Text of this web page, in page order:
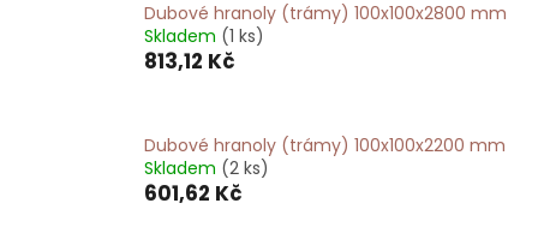
Dubové hranoly (trámy) 100x100x2800 mm
Skladem (1 ks)
813,12 Kč
Dubové hranoly (trámy) 100x100x2200 mm
Skladem (2 ks)
601,62 Kč